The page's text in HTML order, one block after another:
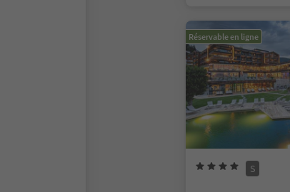
Réservable en ligne
S